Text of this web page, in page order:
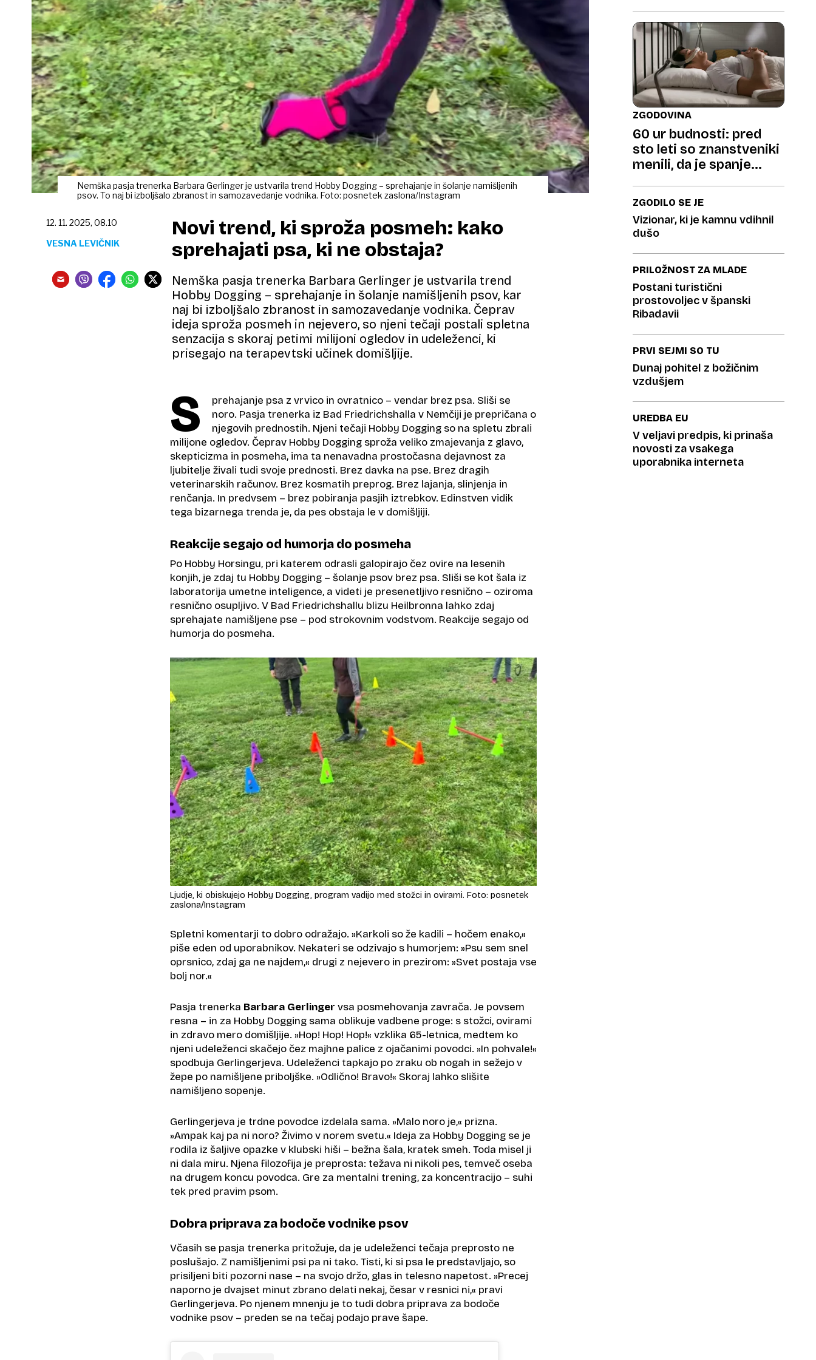
Nemška pasja trenerka Barbara Gerlinger je ustvarila trend Hobby Dogging – sprehajanje in šolanje namišljenih
psov. To naj bi izboljšalo zbranost in samozavedanje vodnika. Foto: posnetek zaslona/Instagram
Novi trend, ki sproža posmeh: kako
sprehajati psa, ki ne obstaja?
Nemška pasja trenerka Barbara Gerlinger je ustvarila trend
Hobby Dogging – sprehajanje in šolanje namišljenih psov, kar
naj bi izboljšalo zbranost in samozavedanje vodnika. Čeprav
ideja sproža posmeh in nejevero, so njeni tečaji postali spletna
senzacija s skoraj petimi milijoni ogledov in udeleženci, ki
prisegajo na terapevtski učinek domišljije.
12. 11. 2025, 08.10
VESNA LEVIČNIK
S
prehajanje psa z vrvico in ovratnico – vendar brez psa. Sliši se
noro. Pasja trenerka iz Bad Friedrichshalla v Nemčiji je prepričana o
njegovih prednostih. Njeni tečaji Hobby Dogging so na spletu zbrali
milijone ogledov. Čeprav Hobby Dogging sproža veliko zmajevanja z glavo,
skepticizma in posmeha, ima ta nenavadna prostočasna dejavnost za
ljubitelje živali tudi svoje prednosti. Brez davka na pse. Brez dragih
veterinarskih računov. Brez kosmatih preprog. Brez lajanja, slinjenja in
renčanja. In predvsem – brez pobiranja pasjih iztrebkov. Edinstven vidik
tega bizarnega trenda je, da pes obstaja le v domišljiji.
Reakcije segajo od humorja do posmeha
Po Hobby Horsingu, pri katerem odrasli galopirajo čez ovire na lesenih
konjih, je zdaj tu Hobby Dogging – šolanje psov brez psa. Sliši se kot šala iz
laboratorija umetne inteligence, a videti je presenetljivo resnično – oziroma
resnično osupljivo. V Bad Friedrichshallu blizu Heilbronna lahko zdaj
sprehajate namišljene pse – pod strokovnim vodstvom. Reakcije segajo od
humorja do posmeha.
Ljudje, ki obiskujejo Hobby Dogging, program vadijo med stožci in ovirami. Foto: posnetek
zaslona/Instagram
Spletni komentarji to dobro odražajo. »Karkoli so že kadili – hočem enako,«
piše eden od uporabnikov. Nekateri se odzivajo s humorjem: »Psu sem snel
oprsnico, zdaj ga ne najdem,« drugi z nejevero in prezirom: »Svet postaja vse
bolj nor.«
Pasja trenerka Barbara Gerlinger vsa posmehovanja zavrača. Je povsem
resna – in za Hobby Dogging sama oblikuje vadbene proge: s stožci, ovirami
in zdravo mero domišljije. »Hop! Hop! Hop!« vzklika 65-letnica, medtem ko
njeni udeleženci skačejo čez majhne palice z ojačanimi povodci. »In pohvale!«
spodbuja Gerlingerjeva. Udeleženci tapkajo po zraku ob nogah in sežejo v
žepe po namišljene priboljške. »Odlično! Bravo!« Skoraj lahko slišite
namišljeno sopenje.
Gerlingerjeva je trdne povodce izdelala sama. »Malo noro je,« prizna.
»Ampak kaj pa ni noro? Živimo v norem svetu.« Ideja za Hobby Dogging se je
rodila iz šaljive opazke v klubski hiši – bežna šala, kratek smeh. Toda misel ji
ni dala miru. Njena filozofija je preprosta: težava ni nikoli pes, temveč oseba
na drugem koncu povodca. Gre za mentalni trening, za koncentracijo – suhi
tek pred pravim psom.
Dobra priprava za bodoče vodnike psov
Včasih se pasja trenerka pritožuje, da je udeleženci tečaja preprosto ne
poslušajo. Z namišljenimi psi pa ni tako. Tisti, ki si psa le predstavljajo, so
prisiljeni biti pozorni nase – na svojo držo, glas in telesno napetost. »Precej
naporno je dvajset minut zbrano delati nekaj, česar v resnici ni,« pravi
Gerlingerjeva. Po njenem mnenju je to tudi dobra priprava za bodoče
vodnike psov – preden se na tečaj podajo prave šape.
ZGODOVINA
60 ur budnosti: pred
sto leti so znanstveniki
menili, da je spanje
ZGODILO SE JE
Vizionar, ki je kamnu vdihnil
dušo
PRILOŽNOST ZA MLADE
Postani turistični
prostovoljec v španski
Ribadavii
PRVI SEJMI SO TU
Dunaj pohitel z božičnim
vzdušjem
UREDBA EU
V veljavi predpis, ki prinaša
novosti za vsakega
uporabnika interneta